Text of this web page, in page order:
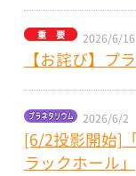
2026/6/16
【お詫び】プ
2026/6/2
[6/2投影開始]
ラックホール」